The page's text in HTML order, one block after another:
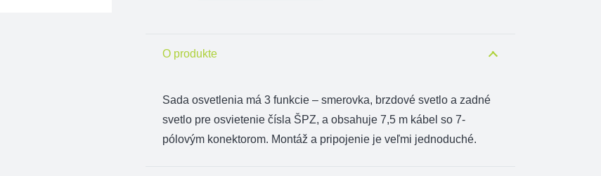
nosičO produkte
Sada osvetlenia má 3 funkcie – smerovka, brzdové svetlo a zadné
svetlo pre osvietenie čísla ŠPZ, a obsahuje 7,5 m kábel so 7-
pólovým konektorom. Montáž a pripojenie je veľmi jednoduché.